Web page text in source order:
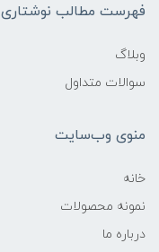
فهرست مطالب نوشتاری
وبلاگ
سوالات متداول
منوی وب‌سایت
خانه
نمونه محصولات
درباره ما